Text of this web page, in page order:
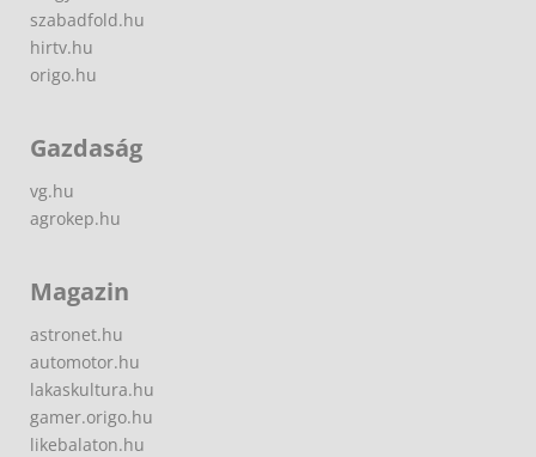
szabadfold.hu
hirtv.hu
origo.hu
Gazdaság
vg.hu
agrokep.hu
Magazin
astronet.hu
automotor.hu
lakaskultura.hu
gamer.origo.hu
likebalaton.hu